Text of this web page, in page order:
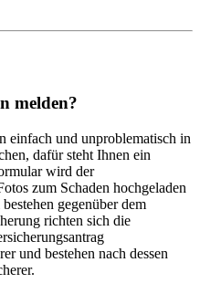
melden?
einfach und unproblematisch in
dafür steht Ihnen ein
wird der
zum Schaden hochgeladen
gegenüber dem
richten sich die
und bestehen nach dessen